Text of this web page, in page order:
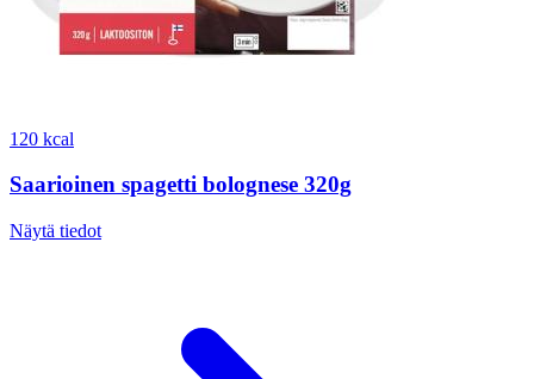
120 kcal
Saarioinen spagetti bolognese 320g
Näytä tiedot